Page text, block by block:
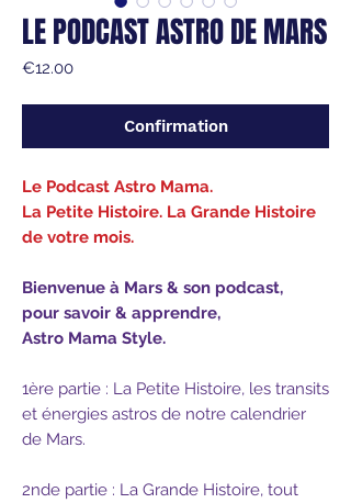
LE PODCAST ASTRO DE MARS
€12.00Price
Confirmation
Le Podcast Astro Mama.
La Petite Histoire. La Grande Histoire
de votre mois.
Bienvenue à Mars & son podcast,
pour savoir & apprendre,
Astro Mama Style.
1ère partie : La Petite Histoire, les transits
et énergies astros de notre calendrier
de Mars.
2nde partie : La Grande Histoire, tout